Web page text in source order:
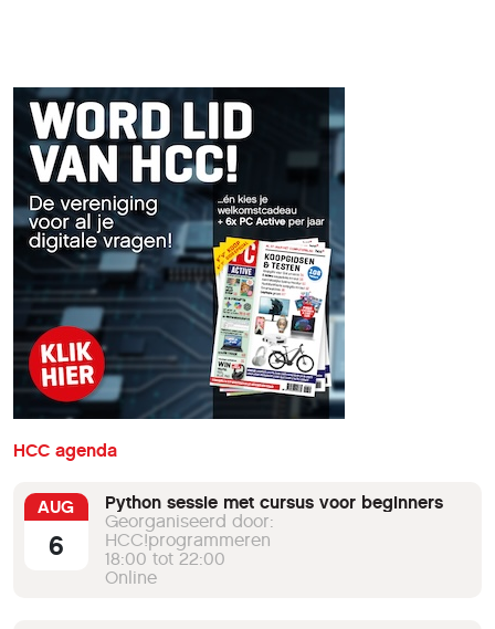
HCC agenda
AUG
6
Python sessie met cursus voor beginners
Georganiseerd door:
HCC!programmeren
18:00 tot 22:00
Online